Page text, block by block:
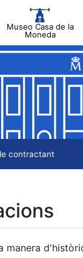
Museo Casa de la
Moneda
contractant
manera